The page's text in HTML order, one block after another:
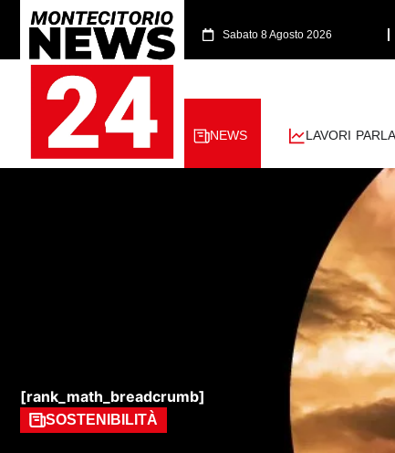
Sabato 8 Agosto 2026
NEWS LAVORI
[rank_math_breadcrumb]
SOSTENIBILITÀ